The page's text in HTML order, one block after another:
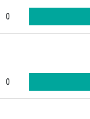
0
0